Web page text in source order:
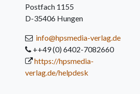
Postfach 1155
D-35406 Hungen
info@hpsmedia-verlag.de
++49 (0) 6402-7082660
https://hpsmedia-
verlag.de/helpdesk